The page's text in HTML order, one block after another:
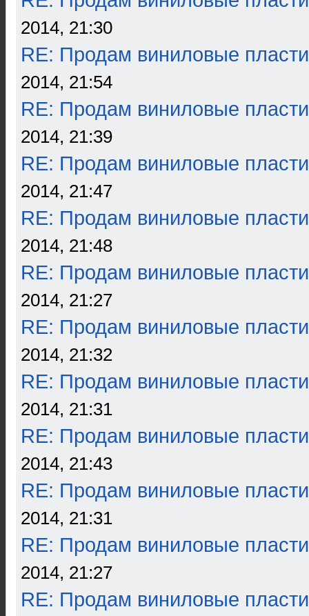
2014, 21:30
RE: Продам виниловые
2014, 21:54
RE: Продам виниловые
2014, 21:39
RE: Продам виниловые
2014, 21:47
RE: Продам виниловые
2014, 21:48
RE: Продам виниловые
2014, 21:27
RE: Продам виниловые
2014, 21:32
RE: Продам виниловые
2014, 21:31
RE: Продам виниловые
2014, 21:43
RE: Продам виниловые
2014, 21:31
RE: Продам виниловые
2014, 21:27
RE: Продам виниловые